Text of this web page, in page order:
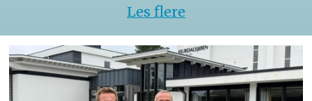
Les flere